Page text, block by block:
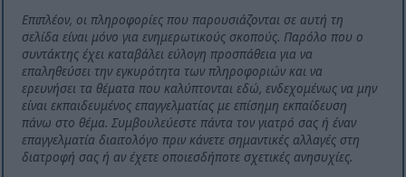
Επιπλέον, οι πληροφορίες που παρουσιάζονται σε αυτή τη
σελίδα είναι μόνο για ενημερωτικούς σκοπούς. Παρόλο που ο
συντάκτης έχει καταβάλει εύλογη προσπάθεια για να
επαληθεύσει την εγκυρότητα των πληροφοριών και να
ερευνήσει τα θέματα που καλύπτονται εδώ, ενδεχομένως να μην
είναι εκπαιδευμένος επαγγελματίας με επίσημη εκπαίδευση
πάνω στο θέμα. Συμβουλεύεστε πάντα τον γιατρό σας ή έναν
επαγγελματία διαιτολόγο πριν κάνετε σημαντικές αλλαγές στη
διατροφή σας ή αν έχετε οποιεσδήποτε σχετικές ανησυχίες.